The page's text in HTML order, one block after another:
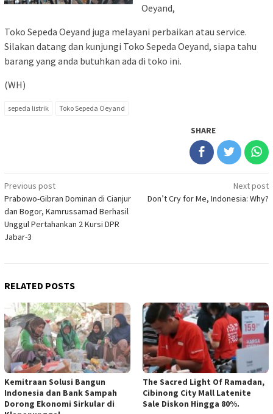
Oeyand,
Toko Sepeda Oeyand juga melayani perbaikan atau service.
Silakan datang dan kunjungi Toko Sepeda Oeyand, siapa tahu
barang yang anda butuhkan ada di toko ini.
(WH)
sepeda listrik Toko Sepeda Oeyand
SHARE
Post
navigation
Previous post
Prabowo-Gibran Dominan di Cianjur
dan Bogor, Kamrussamad Berhasil
Unggul Pertahankan 2 Kursi DPR
Jabar-3
Next post
Don’t Cry for Me, Indonesia: Why?
RELATED POSTS
Kemitraan Solusi Bangun
Indonesia dan Bank Sampah
Dorong Ekonomi Sirkular di
The Sacred Light Of Ramadan,
Cibinong City Mall Latenite
Sale Diskon Hingga 80%.